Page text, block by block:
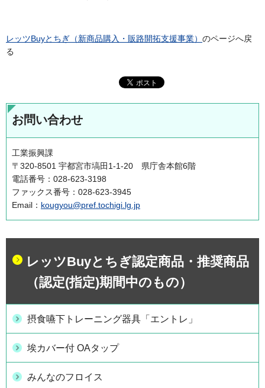
レッツBuyとちぎ（新商品購入・販路開拓支援事業） のページへ戻
る
お問い合わせ
工業振興課
〒320-8501 宇都宮市塙田1-1-20 県庁舎本館6階
電話番号：028-623-3198
ファックス番号：028-623-3945
Email： kougyou@pref.tochigi.lg.jp
レッツBuyとちぎ認定商品・推奨商品
（認定(指定)期間中のもの）
摂食嚥下トレーニング器具「エントレ」
埃カバー付 OAタップ
みんなのフロイス